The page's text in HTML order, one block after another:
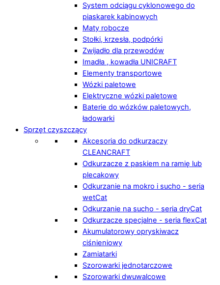
System odciągu cyklonowego do
piaskarek kabinowych
Maty robocze
Stołki, krzesła, podpórki
Zwijadło dla przewodów
Imadła , kowadła UNICRAFT
Elementy transportowe
Wózki paletowe
Elektryczne wózki paletowe
Baterie do wózków paletowych,
ładowarki
Sprzęt czyszczący
Akcesoria do odkurzaczy
CLEANCRAFT
Odkurzacze z paskiem na ramię lub
plecakowy
Odkurzanie na mokro i sucho - seria
wetCat
Odkurzanie na sucho - seria dryCat
Odkurzacze specjalne - seria flexCat
Akumulatorowy opryskiwacz
ciśnieniowy
Zamiatarki
Szorowarki jednotarczowe
Szorowarki dwuwalcowe